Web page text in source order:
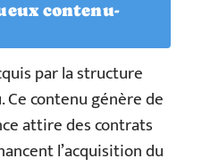
contenu-
par la structure
contenu génère de
attire des contrats
l’acquisition du